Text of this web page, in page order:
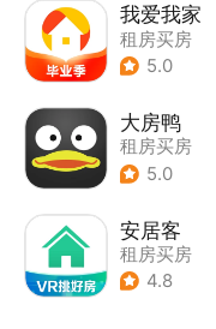
我爱我家
租房买房
5.0
大房鸭
租房买房
5.0
安居客
租房买房
4.8